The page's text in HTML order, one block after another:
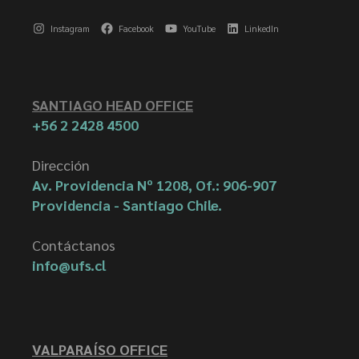
Instagram Facebook YouTube LinkedIn
SANTIAGO HEAD OFFICE
+56 2 2428 4500
Dirección
Av. Providencia Nº 1208, Of.: 906-907
Providencia - Santiago Chile.
Contáctanos
info@ufs.cl
VALPARAÍSO OFFICE